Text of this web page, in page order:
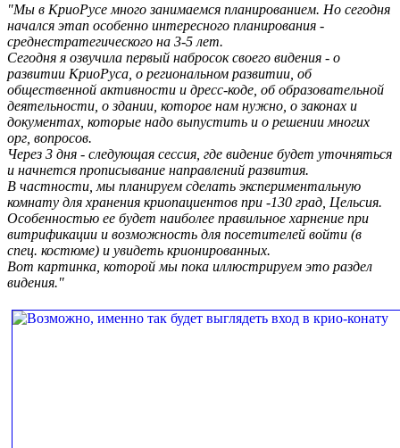
"Мы в КриоРусе много занимаемся планированием. Но сегодня
начался этап особенно интересного планирования -
среднестратегического на 3-5 лет.
Сегодня я озвучила первый набросок своего видения - о
развитии КриоРуса, о региональном развитии, об
общественной активности и дресс-коде, об образовательной
деятельности, о здании, которое нам нужно, о законах и
документах, которые надо выпустить и о решении многих
орг, вопросов.
Через 3 дня - следующая сессия, где видение будет уточняться
и начнется прописывание направлений развития.
В частности, мы планируем сделать экспериментальную
комнату для хранения криопациентов при -130 град, Цельсия.
Особенностью ее будет наиболее правильное харнение при
витрификации и возможность для посетителей войти (в
спец. костюме) и увидеть крионированных.
Вот картинка, которой мы пока иллюстрируем это раздел
видения."